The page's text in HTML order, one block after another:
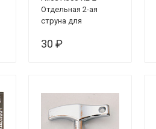
Отдельная 2-ая
струна для
гитары, 014
30 ₽